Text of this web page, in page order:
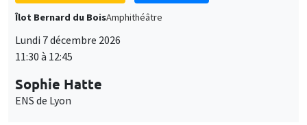
Îlot Bernard du BoisAmphithéâtre
Lundi 7 décembre 2026
11:30 à 12:45
Sophie Hatte
ENS de Lyon